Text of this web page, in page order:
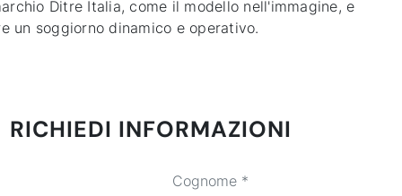
Ditre Italia, come il modello nell'immagine, e
un soggiorno dinamico e operativo.
RICHIEDI INFORMAZIONI